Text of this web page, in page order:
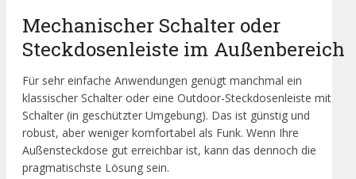
Mechanischer Schalter oder
Steckdosenleiste im Außenbereich
Für sehr einfache Anwendungen genügt manchmal ein
klassischer Schalter oder eine Outdoor-Steckdosenleiste mit
Schalter (in geschützter Umgebung). Das ist günstig und
robust, aber weniger komfortabel als Funk. Wenn Ihre
Außensteckdose gut erreichbar ist, kann das dennoch die
pragmatischste Lösung sein.